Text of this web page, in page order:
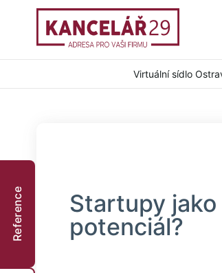
Virtuální sídlo
Reference
Startupy
potenciál?